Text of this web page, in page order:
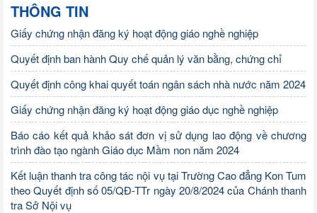
THÔNG TIN
Giấy chứng nhận đăng ký hoạt động giáo nghề nghiệp
Quyết định ban hành Quy chế quản lý văn bằng, chứng chỉ
Quyết định công khai quyết toán ngân sách nhà nước năm 2024
Giấy chứng nhận đăng ký hoạt động giáo dục nghề nghiệp
Báo cáo kết quả khảo sát đơn vị sử dụng lao động về chương
trình đào tạo ngành Giáo dục Mầm non năm 2024
Kết luận thanh tra công tác nội vụ tại Trường Cao đẳng Kon Tum
theo Quyết định số 05/QĐ-TTr ngày 20/8/2024 của Chánh thanh
tra Sở Nội vụ